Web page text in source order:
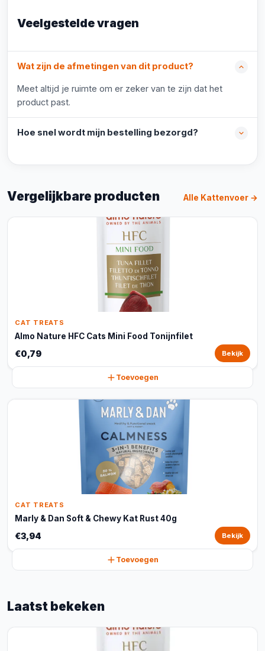
Veelgestelde vragen
Wat zijn de afmetingen van dit product?
Meet altijd je ruimte om er zeker van te zijn dat het
product past.
Hoe snel wordt mijn bestelling bezorgd?
Vergelijkbare producten Alle Kattenvoer →
CAT TREATS
Almo Nature HFC Cats Mini Food Tonijnfilet
€0,79 Bekijk
Toevoegen
CAT TREATS
Marly & Dan Soft & Chewy Kat Rust 40g
€3,94 Bekijk
Toevoegen
Laatst bekeken